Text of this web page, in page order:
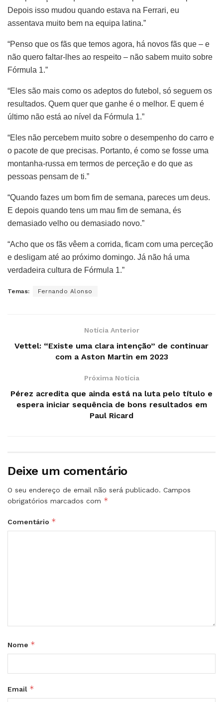
Depois isso mudou quando estava na Ferrari, eu
assentava muito bem na equipa latina.”
“Penso que os fãs que temos agora, há novos fãs que – e
não quero faltar-lhes ao respeito – não sabem muito sobre
Fórmula 1.”
“Eles são mais como os adeptos do futebol, só seguem os
resultados. Quem quer que ganhe é o melhor. E quem é
último não está ao nível da Fórmula 1.”
“Eles não percebem muito sobre o desempenho do carro e
o pacote de que precisas. Portanto, é como se fosse uma
montanha-russa em termos de perceção e do que as
pessoas pensam de ti.”
“Quando fazes um bom fim de semana, pareces um deus.
E depois quando tens um mau fim de semana, és
demasiado velho ou demasiado novo.”
“Acho que os fãs vêem a corrida, ficam com uma perceção
e desligam até ao próximo domingo. Já não há uma
verdadeira cultura de Fórmula 1.”
Temas: Fernando Alonso
Notícia Anterior
Vettel: “Existe uma clara intenção” de continuar
com a Aston Martin em 2023
Próxima Notícia
Pérez acredita que ainda está na luta pelo título e
espera iniciar sequência de bons resultados em
Paul Ricard
Deixe um comentário
O seu endereço de email não será publicado. Campos
obrigatórios marcados com *
Comentário *
Nome *
Email *